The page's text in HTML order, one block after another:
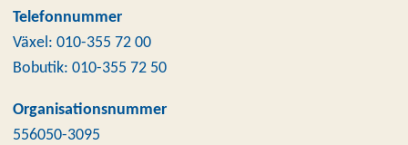
Telefonnummer
Växel: 010-355 72 00
Bobutik: 010-355 72 50
Organisationsnummer
556050-3095